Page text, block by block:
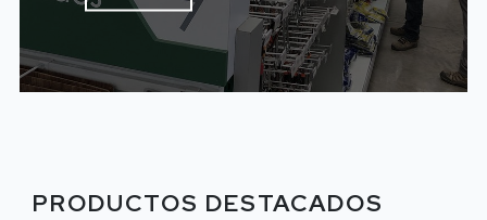
PRODUCTOS DESTACADOS